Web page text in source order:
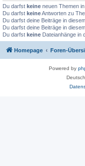
Du darfst keine neuen Themen
Du darfst keineAntworten zu
Du darfst deine Beiträge in
Du darfst deine Beiträge in
Du darfst keine Dateianhänge in
Homepage Foren-
Powered by